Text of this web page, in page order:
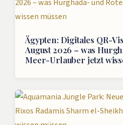
Ägypten: Digitales QR-
August 2026 – was
Meer-Urlauber jetzt